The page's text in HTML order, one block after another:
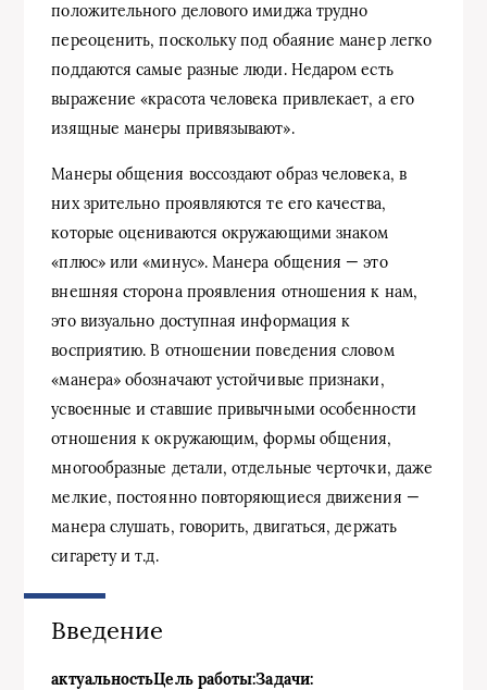
положительного делового имиджа трудно
переоценить, поскольку под обаяние манер легко
поддаются самые разные люди. Недаром есть
выражение «красота человека привлекает, а его
изящные манеры привязывают».
Манеры общения воссоздают образ человека, в
них зрительно проявляются те его качества,
которые оцениваются окружающими знаком
«плюс» или «минус». Манера общения — это
внешняя сторона проявления отношения к нам,
это визуально доступная информация к
восприятию. В отношении поведения словом
«манера» обозначают устойчивые признаки,
усвоенные и ставшие привычными особенности
отношения к окружающим, формы общения,
многообразные детали, отдельные черточки, даже
мелкие, постоянно повторяющиеся движения —
манера слушать, говорить, двигаться, держать
сигарету и т.д.
Введение
актуальностьЦель работы:Задачи: